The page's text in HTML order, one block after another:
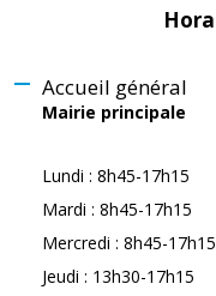
Accueil général
Mairie principale
Lundi : 8h45-17h15
Mardi : 8h45-17h15
Mercredi : 8h45-17h15
Jeudi : 13h30-17h15